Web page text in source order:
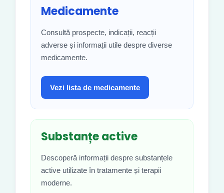
Medicamente
Consultă prospecte, indicații, reacții
adverse și informații utile despre diverse
medicamente.
Vezi lista de medicamente
Substanțe active
Descoperă informații despre substanțele
active utilizate în tratamente și terapii
moderne.